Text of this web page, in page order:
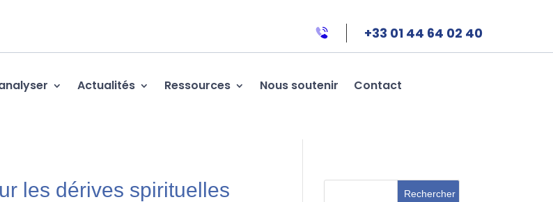
+33 01 44 64 02 40
Actualités Ressources Nous soutenir Contact
les dérives spirituelles